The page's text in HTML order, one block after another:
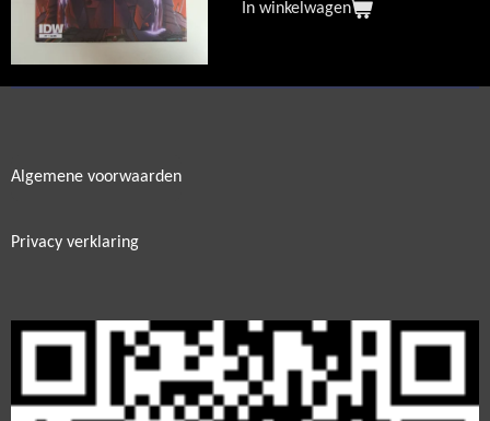
In winkelwagen
Algemene voorwaarden
Privacy verklaring